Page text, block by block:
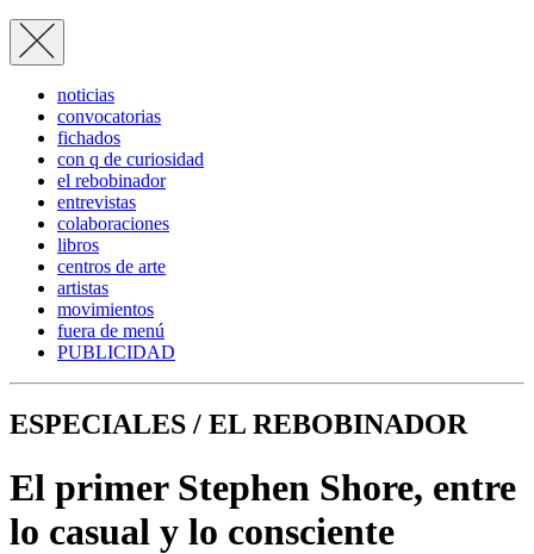
noticias
convocatorias
fichados
con q de curiosidad
el rebobinador
entrevistas
colaboraciones
libros
centros de arte
artistas
movimientos
fuera de menú
PUBLICIDAD
ESPECIALES / EL REBOBINADOR
El primer Stephen Shore, entre
lo casual y lo consciente